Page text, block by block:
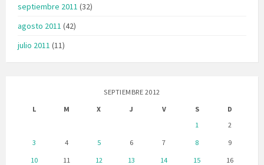
septiembre 2011 (32)
agosto 2011 (42)
julio 2011 (11)
SEPTIEMBRE 2012
L
M X J V S
D
1
2
3
4 5 6 7 8
9
10
11 12 13 14 15
16